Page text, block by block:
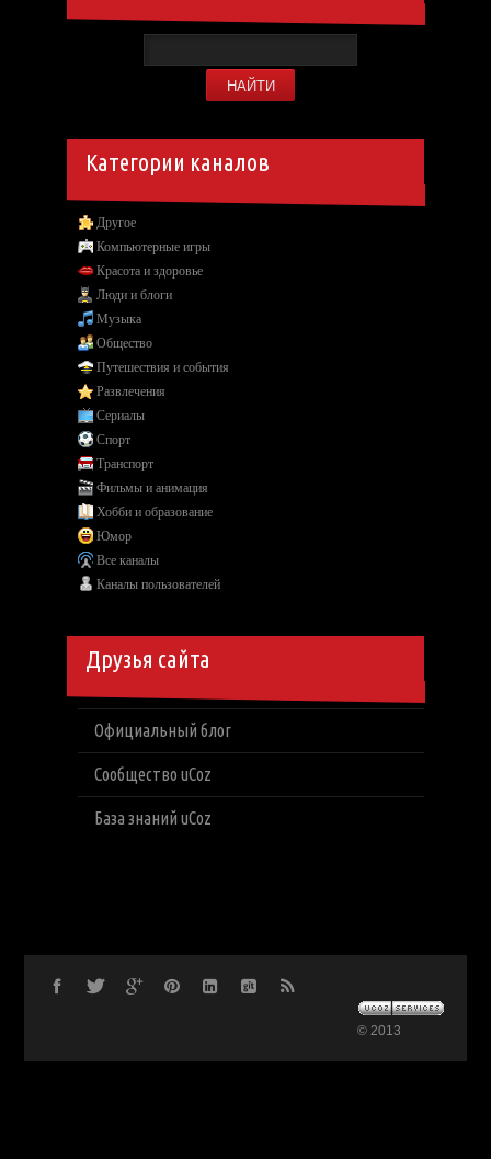
Категории каналов
Другое
Компьютерные игры
Красота и здоровье
Люди и блоги
Музыка
Общество
Путешествия и события
Развлечения
Сериалы
Спорт
Транспорт
Фильмы и анимация
Хобби и образование
Юмор
Все каналы
Каналы пользователей
Друзья сайта
Официальный блог
Сообщество uCoz
База знаний uCoz
© 2013